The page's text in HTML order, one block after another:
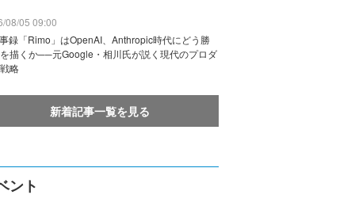
08/05 09:00
録「Rimo」はOpenAI、Anthropic時代にどう勝
描くか──元Google・相川氏が説く現代のプロダ
略
新着記事一覧を見る
ント